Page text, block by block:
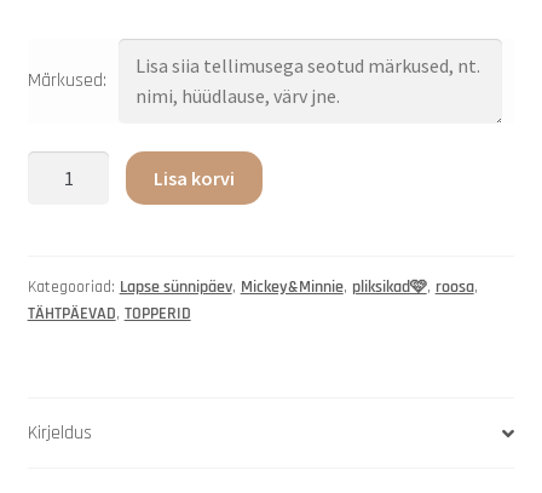
Märkused:
Lisa korvi
Kategooriad: Lapse sünnipäev, Mickey&Minnie, pliksikad🩷, roosa,
TÄHTPÄEVAD, TOPPERID
Kirjeldus